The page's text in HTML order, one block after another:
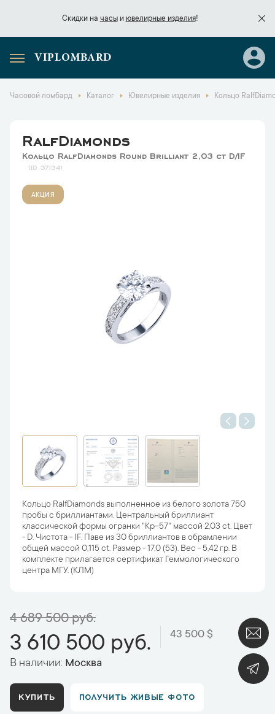
Скидки на часыи ювелирные изделия!
Скидки начасы
VIPLOMBARD
Часовой ломбард Каталог Ювелирные изделия Кольцо
RalfDiamonds
Кольцо RalfDiamonds Round Brilliant 2,03 ct D/IF
37134
АКЦИЯ
Кольцо RalfDiamonds выполненное из белого золота 750
пробы с бриллиантами. Центральный бриллиант
классической формы огранки "Кр-57" массой 2,03 ct. Цвет
- D. Чистота - IF. Паве из 30 бриллиантов в обрамлении
общей массой 0,115 ct. Размер - 17,0 (53). Вес - 5,42 гр. В
комплекте прилагается сертификат Геммологического
центра МГУ. (КЛМ)
4 689 500 руб.
3 610 500 руб. 43 500 $
В наличии: Москва
КУПИТЬ ПОЛУЧИТЬ ЖИВЫЕ ФОТО